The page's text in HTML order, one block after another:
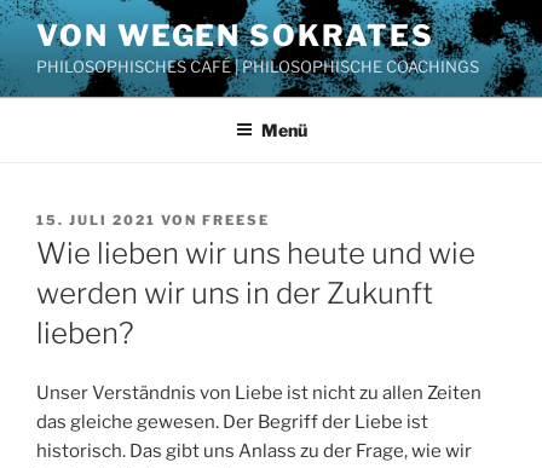
Zum
Inhalt
springen
VON WEGEN SOKRATES
PHILOSOPHISCHES CAFÉ | PHILOSOPHISCHE COACHINGS
Menü
VERÖFFENTLICHT
AM
15. JULI 2021 VON FREESE
Wie lieben wir uns heute und wie
werden wir uns in der Zukunft
lieben?
Unser Verständnis von Liebe ist nicht zu allen Zeiten
das gleiche gewesen. Der Begriff der Liebe ist
historisch. Das gibt uns Anlass zu der Frage, wie wir